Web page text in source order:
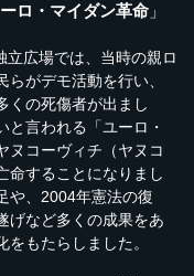
ロ・マイダン革命 」
広場では、当時の親ロ
がデモ活動を行い、
くの死傷者が出まし
と言われる「ユーロ・
ヌコーヴィチ（ヤヌコ
命することになりまし
や、2004年憲法の復
げなど多くの成果をあ
もたらしました。